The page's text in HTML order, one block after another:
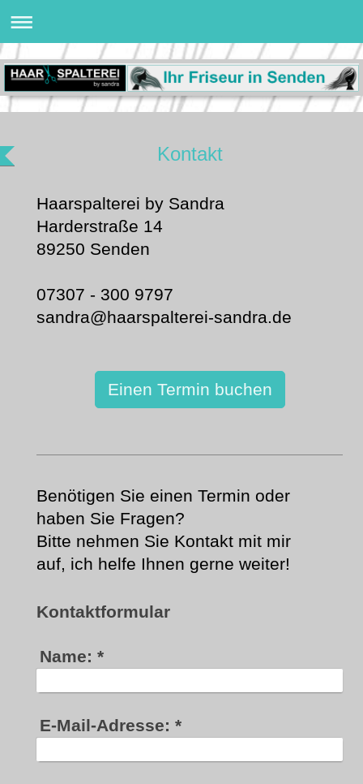
Kontakt
Haarspalterei by Sandra
Harderstraße 14
89250 Senden
07307 - 300 9797
sandra@haarspalterei-sandra.de
Einen Termin buchen
Benötigen Sie einen Termin oder
haben Sie Fragen?
Bitte nehmen Sie Kontakt mit mir
auf, ich helfe Ihnen gerne weiter!
Kontaktformular
Name: *
E-Mail-Adresse: *